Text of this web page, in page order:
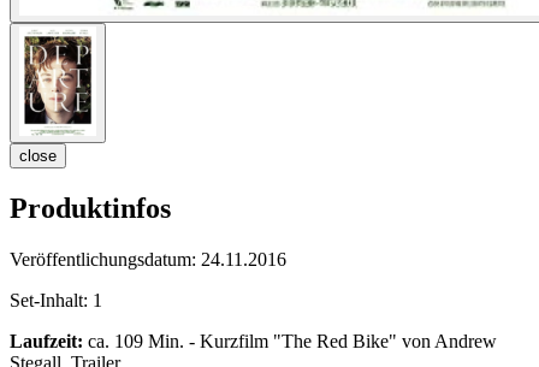
close
Produktinfos
Veröffentlichungsdatum: 24.11.2016
Set-Inhalt: 1
Laufzeit: ca. 109 Min. - Kurzfilm "The Red Bike" von Andrew
Stegall, Trailer,